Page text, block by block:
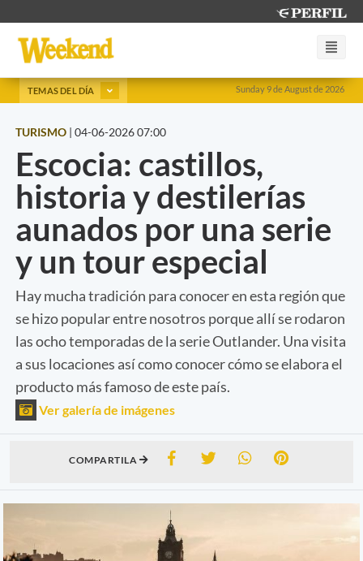
Sunday 9 de August de 2026
TEMAS DEL DÍA
TURISMO | 04-06-2026 07:00
Escocia: castillos,
historia y destilerías
aunados por una serie
y un tour especial
Hay mucha tradición para conocer en esta región que
se hizo popular entre nosotros porque allí se rodaron
las ocho temporadas de la serie Outlander. Una visita
a sus locaciones así como conocer cómo se elabora el
producto más famoso de este país.
Ver galería de imágenes
COMPARTILA